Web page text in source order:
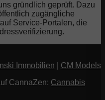
gründlich geprüft. Dazu
zugängliche
Service-Portalen, die
Immobilien
CM Models
CannaZen: Cannabis